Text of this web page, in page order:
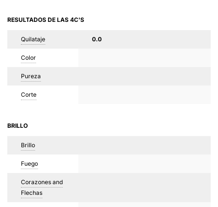
RESULTADOS DE LAS 4C'S
Quilataje 0.0
Color
Pureza
Corte
BRILLO
Brillo
Fuego
Corazones and
Flechas